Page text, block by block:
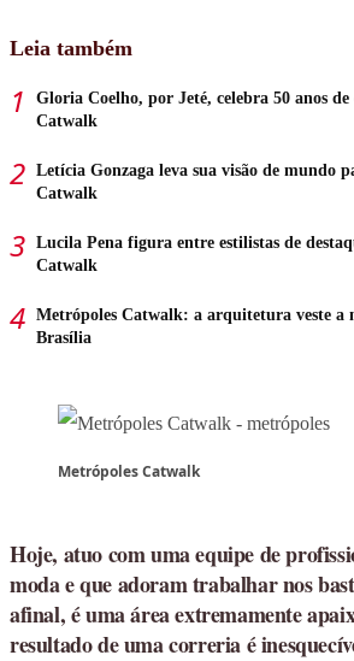
Leia também
Gloria Coelho, por Jeté, celebra 50 anos
Catwalk
Letícia Gonzaga leva sua visão de mundo
Catwalk
Lucila Pena figura entre estilistas de
Catwalk
Metrópoles Catwalk: a arquitetura veste a
Brasília
Metrópoles Catwalk
Hoje, atuo com uma equipe de
moda e que adoram trabalhar nos
afinal, é uma área extremamente
resultado de uma correria é